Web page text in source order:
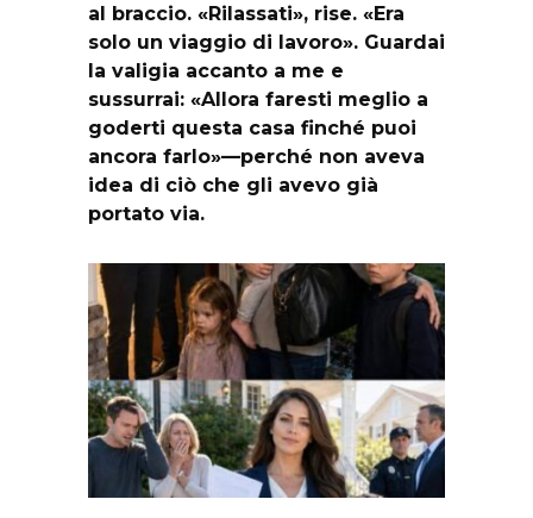
al braccio. «Rilassati», rise. «Era
solo un viaggio di lavoro». Guardai
la valigia accanto a me e
sussurrai: «Allora faresti meglio a
goderti questa casa finché puoi
ancora farlo»—perché non aveva
idea di ciò che gli avevo già
portato via.